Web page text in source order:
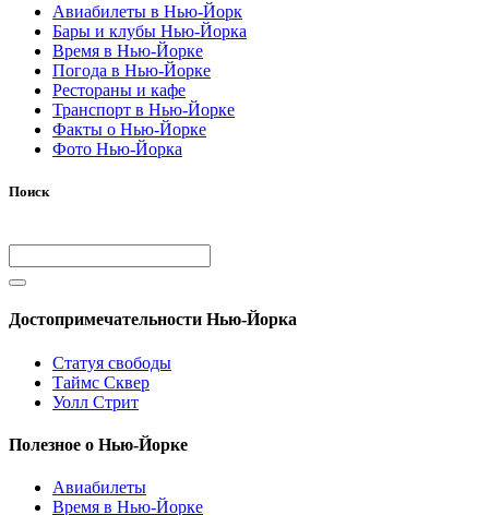
Авиабилеты в Нью-Йорк
Бары и клубы Нью-Йорка
Время в Нью-Йорке
Погода в Нью-Йорке
Рестораны и кафе
Транспорт в Нью-Йорке
Факты о Нью-Йорке
Фото Нью-Йорка
Поиск
Достопримечательности Нью-Йорка
Статуя свободы
Таймс Сквер
Уолл Стрит
Полезное о Нью-Йорке
Авиабилеты
Время в Нью-Йорке